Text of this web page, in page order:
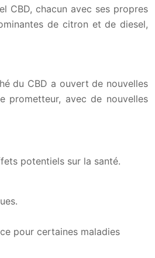
CBD, chacun avec ses propres
de citron et de diesel,
du CBD a ouvert de nouvelles
prometteur, avec de nouvelles
potentiels sur la santé.
pour certaines maladies